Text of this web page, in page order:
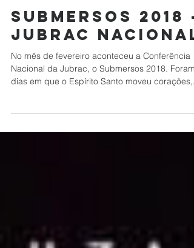
6 de mar. de 2018
Submersos 2018 –
Jubrac Nacional
Nacional da Jubrac, o Submersos 2018. Foram
dias em que o Espírito Santo moveu corações,...